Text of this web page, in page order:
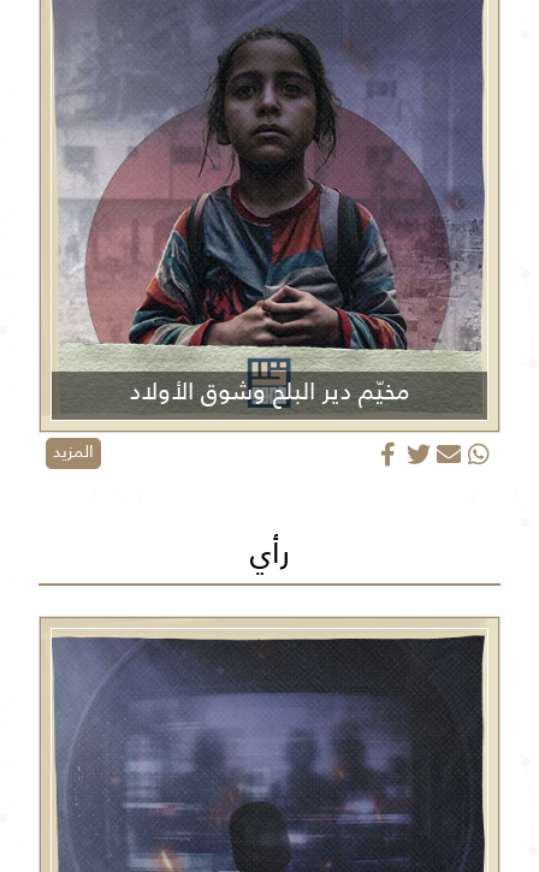
مخيّم دير البلح وشوق الأولاد
المزيد
رأي